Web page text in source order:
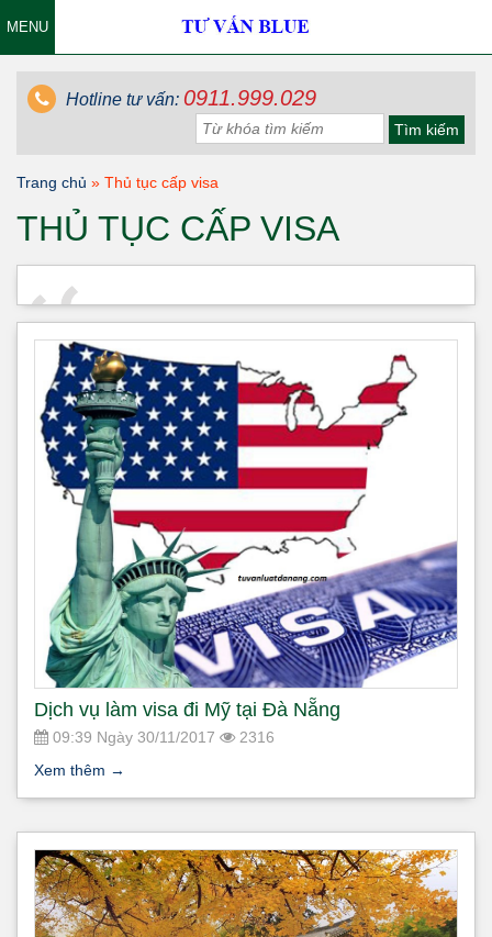
MENU
Hotline tư vấn: 0911.999.029
Trang chủ » Thủ tục cấp visa
THỦ TỤC CẤP VISA
Dịch vụ làm visa đi Mỹ tại Đà Nẵng
09:39 Ngày 30/11/2017
2316
Xem thêm →